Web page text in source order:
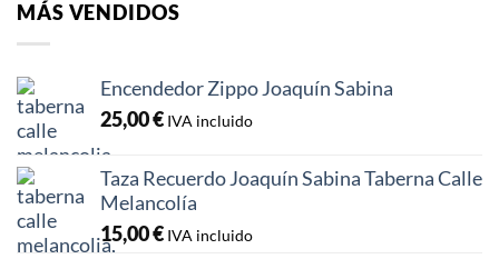
MÁS VENDIDOS
Encendedor Zippo Joaquín Sabina
25,00€ IVA incluido
Taza Recuerdo Joaquín Sabina Taberna Calle
Melancolía
15,00€ IVA incluido